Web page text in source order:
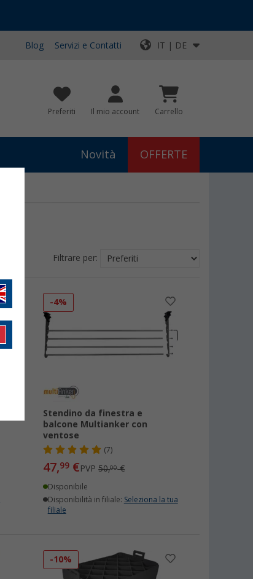
Blog Servizi e Contatti IT | DE
Preferiti Il mio account Carrello
Novità OFFERTE
Filtrare per:
-4%
Stendino da finestra e
balcone Multianker con
ventose
(7)
47,99 €PVP50,00€
Disponibile
Disponibilità in filiale: Seleziona la tua
filiale
-10%